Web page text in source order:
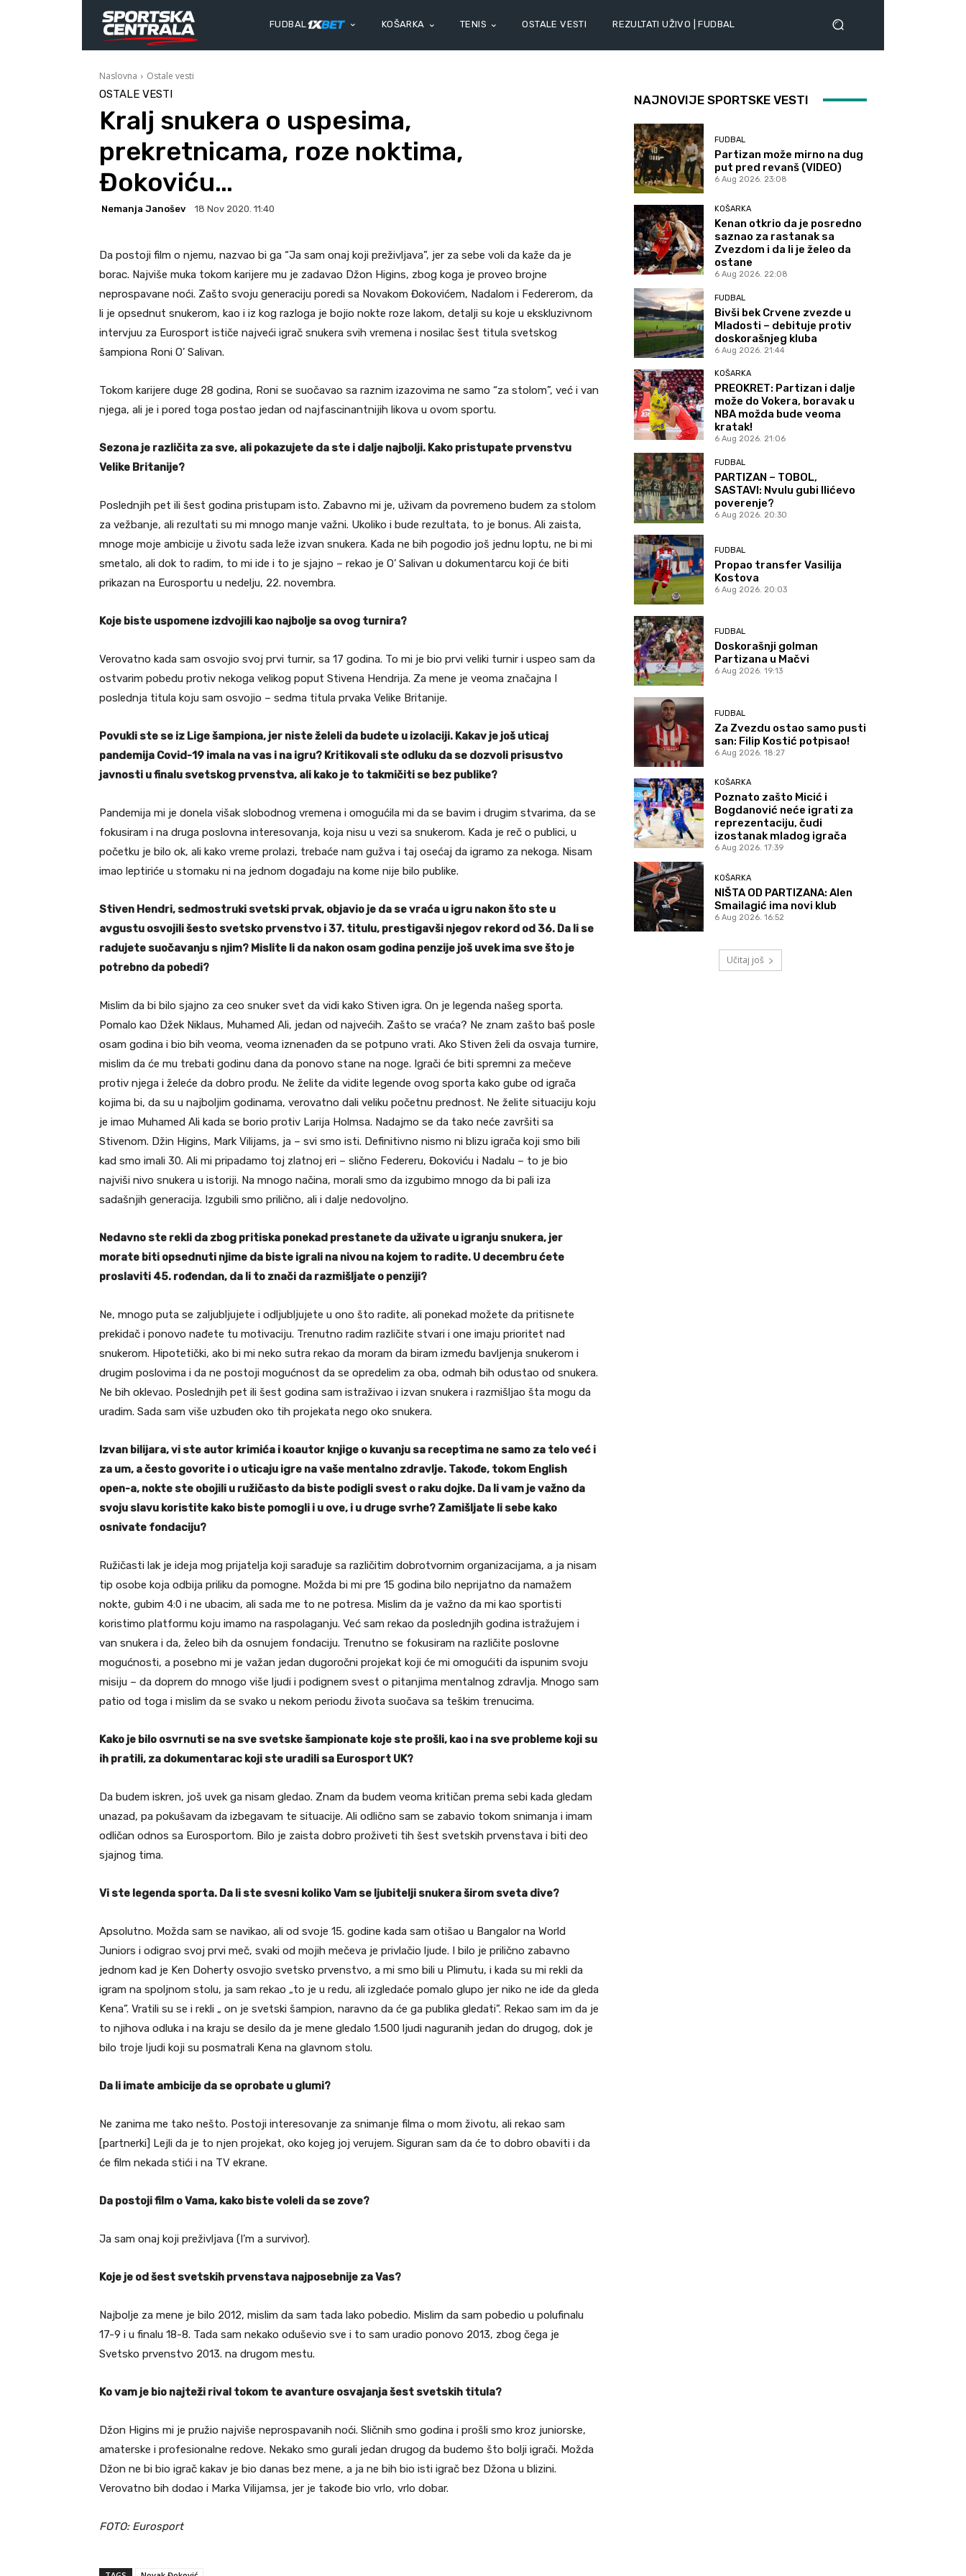
FUDBAL KOŠARKA TENIS OSTALE VESTI REZULTATI UŽIVO | FUDBAL
Naslovna Ostale vesti
OSTALE VESTI
Kralj snukera o uspesima,
prekretnicama, roze noktima,
Đokoviću…
Nemanja Janošev 18 Nov 2020. 11:40
Da postoji film o njemu, nazvao bi ga “Ja sam onaj koji preživljava”, jer za sebe voli da kaže da je
borac. Najviše muka tokom karijere mu je zadavao Džon Higins, zbog koga je proveo brojne
neprospavane noći. Zašto svoju generaciju poredi sa Novakom Đokovićem, Nadalom i Federerom, da
li je opsednut snukerom, kao i iz kog razloga je bojio nokte roze lakom, detalji su koje u ekskluzivnom
intervjuu za Eurosport ističe najveći igrač snukera svih vremena i nosilac šest titula svetskog
šampiona Roni O’ Salivan.
Tokom karijere duge 28 godina, Roni se suočavao sa raznim izazovima ne samo “za stolom”, već i van
njega, ali je i pored toga postao jedan od najfascinantnijih likova u ovom sportu.
Sezona je različita za sve, ali pokazujete da ste i dalje najbolji. Kako pristupate prvenstvu
Velike Britanije?
Poslednjih pet ili šest godina pristupam isto. Zabavno mi je, uživam da povremeno budem za stolom
za vežbanje, ali rezultati su mi mnogo manje važni. Ukoliko i bude rezultata, to je bonus. Ali zaista,
mnoge moje ambicije u životu sada leže izvan snukera. Kada ne bih pogodio još jednu loptu, ne bi mi
smetalo, ali dok to radim, to mi ide i to je sjajno – rekao je O’ Salivan u dokumentarcu koji će biti
prikazan na Eurosportu u nedelju, 22. novembra.
Koje biste uspomene izdvojili kao najbolje sa ovog turnira?
Verovatno kada sam osvojio svoj prvi turnir, sa 17 godina. To mi je bio prvi veliki turnir i uspeo sam da
ostvarim pobedu protiv nekoga velikog poput Stivena Hendrija. Za mene je veoma značajna I
poslednja titula koju sam osvojio – sedma titula prvaka Velike Britanije.
Povukli ste se iz Lige šampiona, jer niste želeli da budete u izolaciji. Kakav je još uticaj
pandemija Covid-19 imala na vas i na igru? Kritikovali ste odluku da se dozvoli prisustvo
javnosti u finalu svetskog prvenstva, ali kako je to takmičiti se bez publike?
Pandemija mi je donela višak slobodnog vremena i omogućila mi da se bavim i drugim stvarima, da se
fokusiram i na druga poslovna interesovanja, koja nisu u vezi sa snukerom. Kada je reč o publici, u
početku je bilo ok, ali kako vreme prolazi, trebaće nam gužva i taj osećaj da igramo za nekoga. Nisam
imao leptiriće u stomaku ni na jednom događaju na kome nije bilo publike.
Stiven Hendri, sedmostruki svetski prvak, objavio je da se vraća u igru nakon što ste u
avgustu osvojili šesto svetsko prvenstvo i 37. titulu, prestigavši njegov rekord od 36. Da li se
radujete suočavanju s njim? Mislite li da nakon osam godina penzije još uvek ima sve što je
potrebno da pobedi?
Mislim da bi bilo sjajno za ceo snuker svet da vidi kako Stiven igra. On je legenda našeg sporta.
Pomalo kao Džek Niklaus, Muhamed Ali, jedan od najvećih. Zašto se vraća? Ne znam zašto baš posle
osam godina i bio bih veoma, veoma iznenađen da se potpuno vrati. Ako Stiven želi da osvaja turnire,
mislim da će mu trebati godinu dana da ponovo stane na noge. Igrači će biti spremni za mečeve
protiv njega i želeće da dobro prođu. Ne želite da vidite legende ovog sporta kako gube od igrača
kojima bi, da su u najboljim godinama, verovatno dali veliku početnu prednost. Ne želite situaciju koju
je imao Muhamed Ali kada se borio protiv Larija Holmsa. Nadajmo se da tako neće završiti sa
Stivenom. Džin Higins, Mark Vilijams, ja – svi smo isti. Definitivno nismo ni blizu igrača koji smo bili
kad smo imali 30. Ali mi pripadamo toj zlatnoj eri – slično Federeru, Đokoviću i Nadalu – to je bio
najviši nivo snukera u istoriji. Na mnogo načina, morali smo da izgubimo mnogo da bi pali iza
sadašnjih generacija. Izgubili smo prilično, ali i dalje nedovoljno.
Nedavno ste rekli da zbog pritiska ponekad prestanete da uživate u igranju snukera, jer
morate biti opsednuti njime da biste igrali na nivou na kojem to radite. U decembru ćete
proslaviti 45. rođendan, da li to znači da razmišljate o penziji?
Ne, mnogo puta se zaljubljujete i odljubljujete u ono što radite, ali ponekad možete da pritisnete
prekidač i ponovo nađete tu motivaciju. Trenutno radim različite stvari i one imaju prioritet nad
snukerom. Hipotetički, ako bi mi neko sutra rekao da moram da biram između bavljenja snukerom i
drugim poslovima i da ne postoji mogućnost da se opredelim za oba, odmah bih odustao od snukera.
Ne bih oklevao. Poslednjih pet ili šest godina sam istraživao i izvan snukera i razmišljao šta mogu da
uradim. Sada sam više uzbuđen oko tih projekata nego oko snukera.
Izvan bilijara, vi ste autor krimića i koautor knjige o kuvanju sa receptima ne samo za telo već i
za um, a često govorite i o uticaju igre na vaše mentalno zdravlje. Takođe, tokom English
open-a, nokte ste obojili u ružičasto da biste podigli svest o raku dojke. Da li vam je važno da
svoju slavu koristite kako biste pomogli i u ove, i u druge svrhe? Zamišljate li sebe kako
osnivate fondaciju?
Ružičasti lak je ideja mog prijatelja koji sarađuje sa različitim dobrotvornim organizacijama, a ja nisam
tip osobe koja odbija priliku da pomogne. Možda bi mi pre 15 godina bilo neprijatno da namažem
nokte, gubim 4:0 i ne ubacim, ali sada me to ne potresa. Mislim da je važno da mi kao sportisti
koristimo platformu koju imamo na raspolaganju. Već sam rekao da poslednjih godina istražujem i
van snukera i da, želeo bih da osnujem fondaciju. Trenutno se fokusiram na različite poslovne
mogućnosti, a posebno mi je važan jedan dugoročni projekat koji će mi omogućiti da ispunim svoju
misiju – da doprem do mnogo više ljudi i podignem svest o pitanjima mentalnog zdravlja. Mnogo sam
patio od toga i mislim da se svako u nekom periodu života suočava sa teškim trenucima.
Kako je bilo osvrnuti se na sve svetske šampionate koje ste prošli, kao i na sve probleme koji su
ih pratili, za dokumentarac koji ste uradili sa Eurosport UK?
Da budem iskren, još uvek ga nisam gledao. Znam da budem veoma kritičan prema sebi kada gledam
unazad, pa pokušavam da izbegavam te situacije. Ali odlično sam se zabavio tokom snimanja i imam
odličan odnos sa Eurosportom. Bilo je zaista dobro proživeti tih šest svetskih prvenstava i biti deo
sjajnog tima.
Vi ste legenda sporta. Da li ste svesni koliko Vam se ljubitelji snukera širom sveta dive?
Apsolutno. Možda sam se navikao, ali od svoje 15. godine kada sam otišao u Bangalor na World
Juniors i odigrao svoj prvi meč, svaki od mojih mečeva je privlačio ljude. I bilo je prilično zabavno
jednom kad je Ken Doherty osvojio svetsko prvenstvo, a mi smo bili u Plimutu, i kada su mi rekli da
igram na spoljnom stolu, ja sam rekao „to je u redu, ali izgledaće pomalo glupo jer niko ne ide da gleda
Kena”. Vratili su se i rekli „ on je svetski šampion, naravno da će ga publika gledati”. Rekao sam im da je
to njihova odluka i na kraju se desilo da je mene gledalo 1.500 ljudi naguranih jedan do drugog, dok je
bilo troje ljudi koji su posmatrali Kena na glavnom stolu.
Da li imate ambicije da se oprobate u glumi?
Ne zanima me tako nešto. Postoji interesovanje za snimanje filma o mom životu, ali rekao sam
[partnerki] Lejli da je to njen projekat, oko kojeg joj verujem. Siguran sam da će to dobro obaviti i da
će film nekada stići i na TV ekrane.
Da postoji film o Vama, kako biste voleli da se zove?
Ja sam onaj koji preživljava (I’m a survivor).
Koje je od šest svetskih prvenstava najposebnije za Vas?
Najbolje za mene je bilo 2012, mislim da sam tada lako pobedio. Mislim da sam pobedio u polufinalu
17-9 i u finalu 18-8. Tada sam nekako oduševio sve i to sam uradio ponovo 2013, zbog čega je
Svetsko prvenstvo 2013. na drugom mestu.
Ko vam je bio najteži rival tokom te avanture osvajanja šest svetskih titula?
Džon Higins mi je pružio najviše neprospavanih noći. Sličnih smo godina i prošli smo kroz juniorske,
amaterske i profesionalne redove. Nekako smo gurali jedan drugog da budemo što bolji igrači. Možda
Džon ne bi bio igrač kakav je bio danas bez mene, a ja ne bih bio isti igrač bez Džona u blizini.
Verovatno bih dodao i Marka Vilijamsa, jer je takođe bio vrlo, vrlo dobar.
FOTO: Eurosport
NAJNOVIJE SPORTSKE VESTI
FUDBAL
Partizan može mirno na dug
put pred revanš (VIDEO)
6 Aug 2026. 23:08
KOŠARKA
Kenan otkrio da je posredno
saznao za rastanak sa
Zvezdom i da li je želeo da
ostane
6 Aug 2026. 22:08
FUDBAL
Bivši bek Crvene zvezde u
Mladosti – debituje protiv
doskorašnjeg kluba
6 Aug 2026. 21:44
KOŠARKA
PREOKRET: Partizan i dalje
može do Vokera, boravak u
NBA možda bude veoma
kratak!
6 Aug 2026. 21:06
FUDBAL
PARTIZAN – TOBOL,
SASTAVI: Nvulu gubi Ilićevo
poverenje?
6 Aug 2026. 20:30
FUDBAL
Propao transfer Vasilija
Kostova
6 Aug 2026. 20:03
FUDBAL
Doskorašnji golman
Partizana u Mačvi
6 Aug 2026. 19:13
FUDBAL
Za Zvezdu ostao samo pusti
san: Filip Kostić potpisao!
6 Aug 2026. 18:27
KOŠARKA
Poznato zašto Micić i
Bogdanović neće igrati za
reprezentaciju, čudi
izostanak mladog igrača
6 Aug 2026. 17:39
KOŠARKA
NIŠTA OD PARTIZANA: Alen
Smailagić ima novi klub
6 Aug 2026. 16:52
Učitaj još